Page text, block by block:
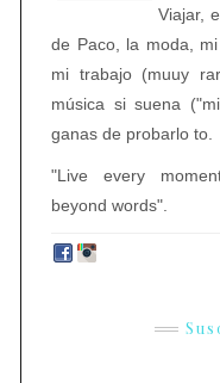
Viajar,
de Paco, la moda,
mi trabajo (muuy
música si suena
ganas de probarlo to.
"Live every
beyond words".